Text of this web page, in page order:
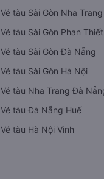
Vé tàu Sài Gòn Nha Trang
Vé tàu Sài Gòn Phan Thiết
Vé tàu Sài Gòn Đà Nẵng
Vé tàu Sài Gòn Hà Nội
Vé tàu Nha Trang Đà
Vé tàu Đà Nẵng Huế
Vé tàu Hà Nội Vinh